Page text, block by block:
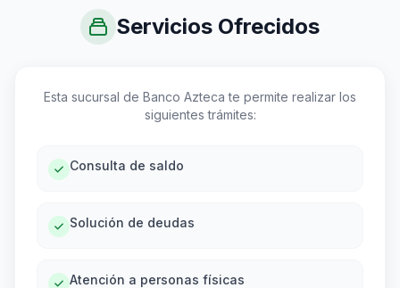
Servicios Ofrecidos
Esta sucursal de Banco Azteca te permite realizar los
siguientes trámites:
Consulta de saldo
Solución de deudas
Atención a personas físicas